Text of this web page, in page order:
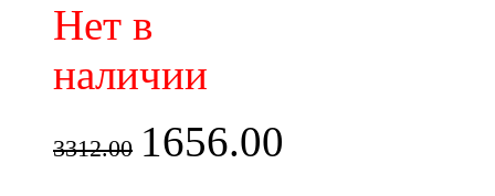
Нет в
наличии
3312.00 1656.00